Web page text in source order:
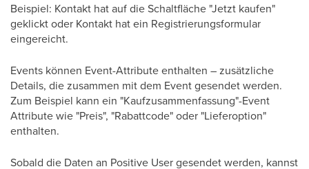
Beispiel: Kontakt hat auf die Schaltfläche "Jetzt kaufen"
geklickt oder Kontakt hat ein Registrierungsformular
eingereicht.
Events können Event-Attribute enthalten – zusätzliche
Details, die zusammen mit dem Event gesendet werden.
Zum Beispiel kann ein "Kaufzusammenfassung"-Event
Attribute wie "Preis", "Rabattcode" oder "Lieferoption"
enthalten.
Sobald die Daten an Positive User gesendet werden, kannst